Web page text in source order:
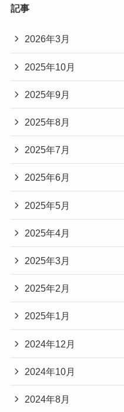
記事
2026年3月
2025年10月
2025年9月
2025年8月
2025年7月
2025年6月
2025年5月
2025年4月
2025年3月
2025年2月
2025年1月
2024年12月
2024年10月
2024年8月